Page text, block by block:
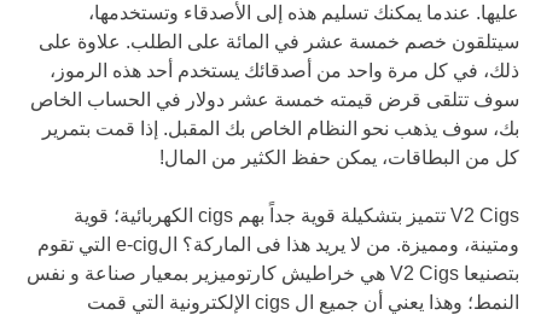
عليها. عندما يمكنك تسليم هذه إلى الأصدقاء وتستخدمها،
سيتلقون خصم خمسة عشر في المائة على الطلب. علاوة على
ذلك، في كل مرة واحد من أصدقائك يستخدم أحد هذه الرموز،
سوف تتلقى قرض قيمته خمسة عشر دولار في الحساب الخاص
بك، سوف يذهب نحو النظام الخاص بك المقبل. إذا قمت بتمرير
كل من البطاقات، يمكن حفظ الكثير من المال!
V2 Cigs تتميز بتشكيلة قوية جداً بهم cigs الكهربائية؛ قوية
ومتينة، ومميزة. من لا يريد هذا فى الماركة؟ الe-cig التي تقوم
بتصنيعا V2 Cigs هي خراطيش كارتوميزير بمعيار صناعة و نفس
النمط؛ وهذا يعني أن جميع ال cigs الإلكترونية التي قمت